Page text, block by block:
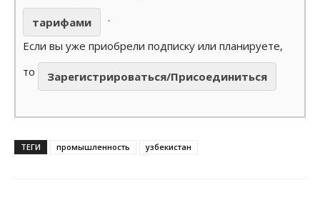
тарифами
.
Если вы уже приобрели подписку или планируете,
то
Зарегистрироваться/Присоединиться
ТЕГИ промышленность узбекистан